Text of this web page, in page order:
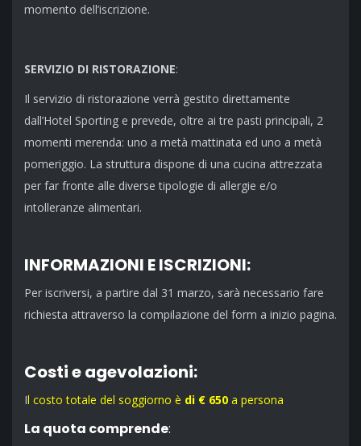
momento dell’iscrizione.
SERVIZIO DI RISTORAZIONE:
Il servizio di ristorazione verrà gestito direttamente
dall’Hotel Sporting e prevede, oltre ai tre pasti principali, 2
momenti merenda: uno a metà mattinata ed uno a metà
pomeriggio. La struttura dispone di una cucina attrezzata
per far fronte alle diverse tipologie di allergie e/o
intolleranze alimentari.
INFORMAZIONI E ISCRIZIONI:
Per iscriversi, a partire dal 31 marzo, sarà necessario fare
richiesta attraverso la compilazione del form a inizio pagina.
Costi e agevolazioni:
Il costo totale del soggiorno è di € 650 a persona
La quota comprende: